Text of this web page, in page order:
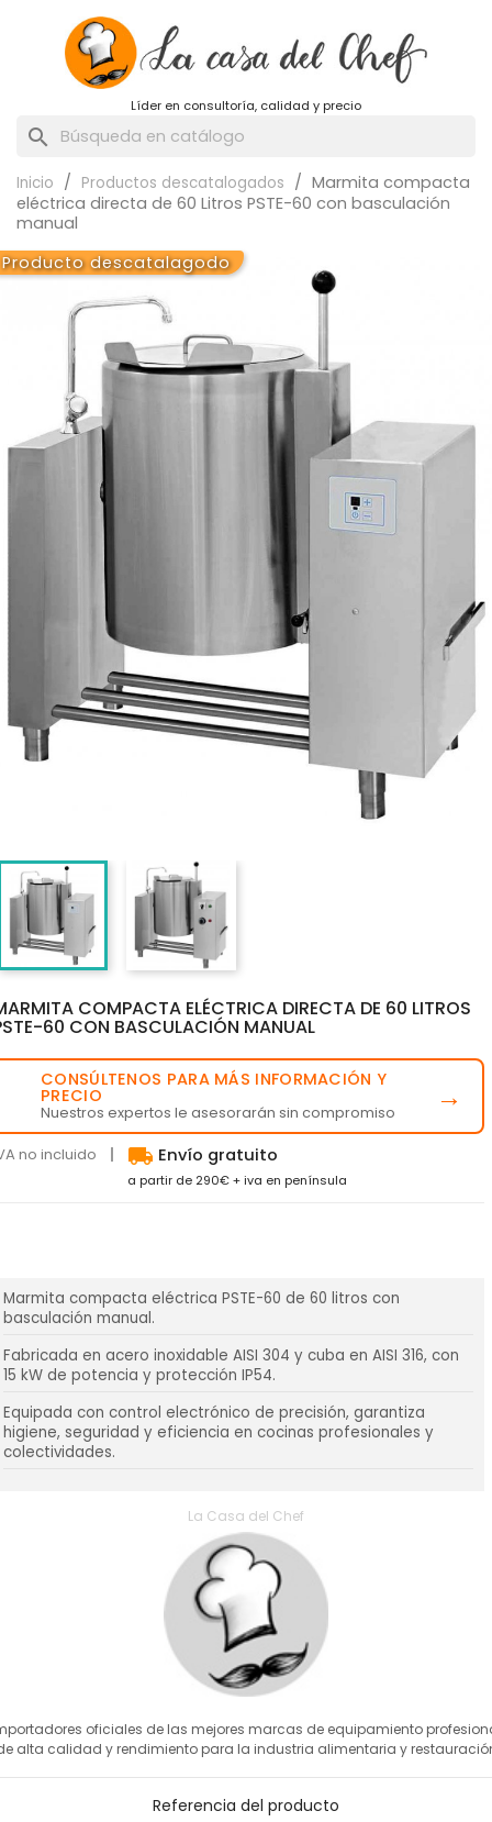
Líder en consultoría, calidad y precio
search
Inicio Productos descatalogados
Marmita compacta
eléctrica directa de 60 Litros PSTE-60 con basculación
manual
Producto descatalagodo
COMPACTA ELÉCTRICA DIRECTA DE 60 LITROS
60 CON BASCULACIÓN MANUAL
CONSÚLTENOS PARA MÁS INFORMACIÓN Y
PRECIO
Nuestros expertos le asesorarán sin compromiso →
no incluido local_shipping Envío gratuito
a partir de 290€ + iva en península
Marmita compacta eléctrica PSTE-60 de 60 litros con
basculación manual.
Fabricada en acero inoxidable AISI 304 y cuba en AISI 316, con
15 kW de potencia y protección IP54.
Equipada con control electrónico de precisión, garantiza
higiene, seguridad y eficiencia en cocinas profesionales y
colectividades.
La Casa del Chef
oficiales de las mejores marcas de equipamiento
alta calidad y rendimiento para la industria alimentaria y
Referencia del producto